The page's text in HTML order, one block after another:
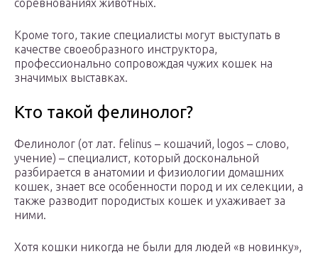
соревнованиях животных.
Кроме того, такие специалисты могут выступать в
качестве своеобразного инструктора,
профессионально сопровождая чужих кошек на
значимых выставках.
Кто такой фелинолог?
Фелинолог (от лат. felinus – кошачий, logos – слово,
учение) – специалист, который доскональной
разбирается в анатомии и физиологии домашних
кошек, знает все особенности пород и их селекции, а
также разводит породистых кошек и ухаживает за
ними.
Хотя кошки никогда не были для людей «в новинку»,